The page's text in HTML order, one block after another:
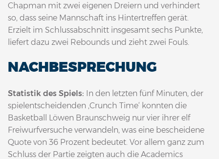
Chapman mit zwei eigenen Dreiern und verhindert
so, dass seine Mannschaft ins Hintertreffen gerät.
Erzielt im Schlussabschnitt insgesamt sechs Punkte,
liefert dazu zwei Rebounds und zieht zwei Fouls.
NACHBESPRECHUNG
Statistik des Spiels: In den letzten fünf Minuten, der
spielentscheidenden ‚Crunch Time‘ konnten die
Basketball Löwen Braunschweig nur vier ihrer elf
Freiwurfversuche verwandeln, was eine bescheidene
Quote von 36 Prozent bedeutet. Vor allem ganz zum
Schluss der Partie zeigten auch die Academics